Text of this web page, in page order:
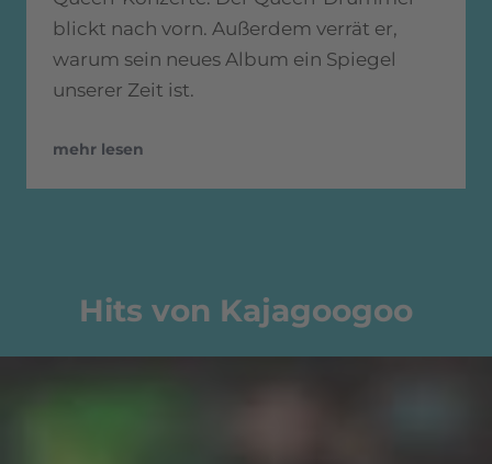
blickt nach vorn. Außerdem verrät er,
warum sein neues Album ein Spiegel
unserer Zeit ist.
mehr lesen
Hits von Kajagoogoo